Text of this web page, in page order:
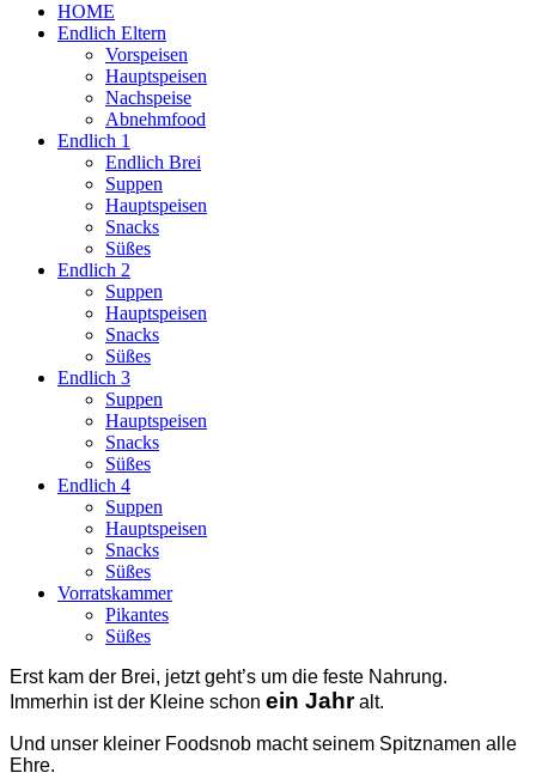
HOME
Endlich Eltern
Vorspeisen
Hauptspeisen
Nachspeise
Abnehmfood
Endlich 1
Endlich Brei
Suppen
Hauptspeisen
Snacks
Süßes
Endlich 2
Suppen
Hauptspeisen
Snacks
Süßes
Endlich 3
Suppen
Hauptspeisen
Snacks
Süßes
Endlich 4
Suppen
Hauptspeisen
Snacks
Süßes
Vorratskammer
Pikantes
Süßes
Erst kam der Brei, jetzt geht’s um die feste Nahrung.
Immerhin ist der Kleine schon ein Jahralt.
Und unser kleiner Foodsnob macht seinem Spitznamen alle
Ehre.